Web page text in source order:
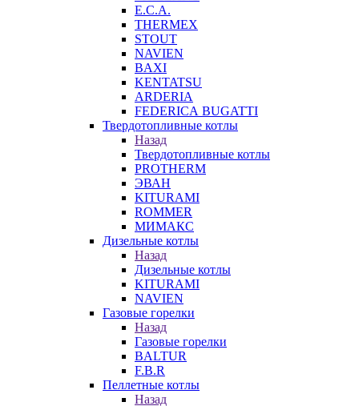
E.C.A.
THERMEX
STOUT
NAVIEN
BAXI
KENTATSU
ARDERIA
FEDERICА BUGATTI
Твердотопливные котлы
Назад
Твердотопливные котлы
PROTHERM
ЭВАН
KITURAMI
ROMMER
МИМАКС
Дизельные котлы
Назад
Дизельные котлы
KITURAMI
NAVIEN
Газовые горелки
Назад
Газовые горелки
BALTUR
F.B.R
Пеллетные котлы
Назад